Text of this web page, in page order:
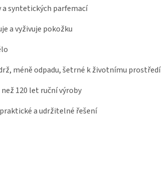
syntetických parfemací
a vyživuje pokožku
méně odpadu, šetrné k životnímu prostředí
než 120 let ruční výroby
a udržitelné řešení